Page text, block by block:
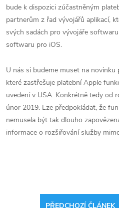
bude k dispozici zúčastněným
partnerům z řad vývojářů aplikací,
svých sadách pro vývojáře
softwaru pro iOS.
U nás si budeme muset na novinku
které zastřešuje platební Apple
uvedení v USA. Konkrétně tedy od
únor 2019. Lze předpokládat, že
nemusela být tak dlouho
informace o rozšiřování služby
PŘEDCHOZÍ ČLÁNEK